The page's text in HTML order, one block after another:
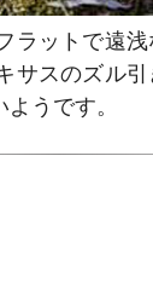
ラットで遠
サスのズル
うです。